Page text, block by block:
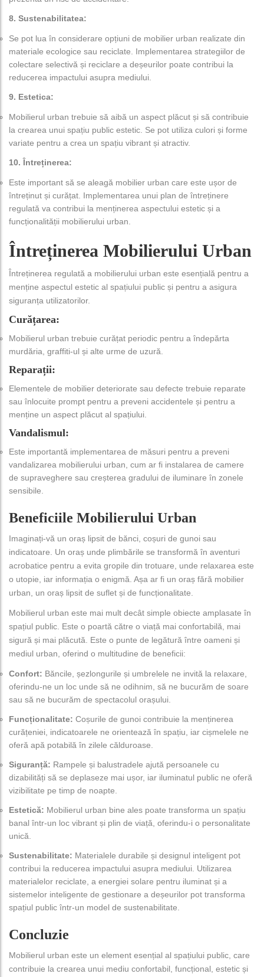
8. Sustenabilitatea:
Se pot lua în considerare opțiuni de mobilier urban realizate din
materiale ecologice sau reciclate. Implementarea strategiilor de
colectare selectivă și reciclare a deșeurilor poate contribui la
reducerea impactului asupra mediului.
9. Estetica:
Mobilierul urban trebuie să aibă un aspect plăcut și să contribuie
la crearea unui spațiu public estetic. Se pot utiliza culori și forme
variate pentru a crea un spațiu vibrant și atractiv.
10. Întreținerea:
Este important să se aleagă mobilier urban care este ușor de
întreținut și curățat. Implementarea unui plan de întreținere
regulată va contribui la menținerea aspectului estetic și a
funcționalității mobilierului urban.
Întreținerea Mobilierului Urban
Întreținerea regulată a mobilierului urban este esențială pentru a
menține aspectul estetic al spațiului public și pentru a asigura
siguranța utilizatorilor.
Curățarea:
Mobilierul urban trebuie curățat periodic pentru a îndepărta
murdăria, graffiti-ul și alte urme de uzură.
Reparații:
Elementele de mobilier deteriorate sau defecte trebuie reparate
sau înlocuite prompt pentru a preveni accidentele și pentru a
menține un aspect plăcut al spațiului.
Vandalismul:
Este importantă implementarea de măsuri pentru a preveni
vandalizarea mobilierului urban, cum ar fi instalarea de camere
de supraveghere sau creșterea gradului de iluminare în zonele
sensibile.
Beneficiile Mobilierului Urban
Imaginați-vă un oraș lipsit de bănci, coșuri de gunoi sau
indicatoare. Un oraș unde plimbările se transformă în aventuri
acrobatice pentru a evita gropile din trotuare, unde relaxarea este
o utopie, iar informația o enigmă. Așa ar fi un oraș fără mobilier
urban, un oraș lipsit de suflet și de funcționalitate.
Mobilierul urban este mai mult decât simple obiecte amplasate în
spațiul public. Este o poartă către o viață mai confortabilă, mai
sigură și mai plăcută. Este o punte de legătură între oameni și
mediul urban, oferind o multitudine de beneficii:
Confort: Băncile, șezlongurile și umbrelele ne invită la relaxare,
oferindu-ne un loc unde să ne odihnim, să ne bucurăm de soare
sau să ne bucurăm de spectacolul orașului.
Funcționalitate: Coșurile de gunoi contribuie la menținerea
curățeniei, indicatoarele ne orientează în spațiu, iar cișmelele ne
oferă apă potabilă în zilele călduroase.
Siguranță: Rampele și balustradele ajută persoanele cu
dizabilități să se deplaseze mai ușor, iar iluminatul public ne oferă
vizibilitate pe timp de noapte.
Estetică: Mobilierul urban bine ales poate transforma un spațiu
banal într-un loc vibrant și plin de viață, oferindu-i o personalitate
unică.
Sustenabilitate: Materialele durabile și designul inteligent pot
contribui la reducerea impactului asupra mediului. Utilizarea
materialelor reciclate, a energiei solare pentru iluminat și a
sistemelor inteligente de gestionare a deșeurilor pot transforma
spațiul public într-un model de sustenabilitate.
Concluzie
Mobilierul urban este un element esențial al spațiului public, care
contribuie la crearea unui mediu confortabil, funcțional, estetic și